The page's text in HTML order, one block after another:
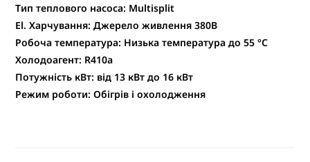
Тип теплового насоса: Multisplit
El. Харчування: Джерело живлення 380В
Робоча температура: Низька температура до 55 °C
Холодоагент: R410a
Потужність кВт: від 13 кВт до 16 кВт
Режим роботи: Обігрів і охолодження